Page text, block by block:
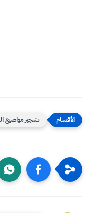
تشجير مواضيع